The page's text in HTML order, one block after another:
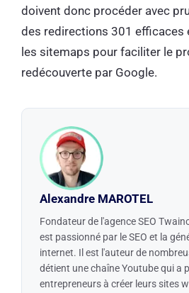
doivent donc procéder avec
des redirections 301 efficaces
les sitemaps pour faciliter le
redécouverte par Google.
Alexandre MAROTEL
Fondateur de l'agence SEO
est passionné par le SEO et la
internet. Il est l'auteur de
détient une chaîne Youtube qui a
entrepreneurs à créer leurs sites